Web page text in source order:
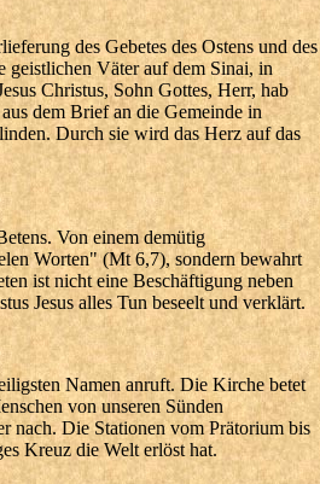
des Gebetes des Ostens und des
geistlichen Väter auf dem Sinai, in
Christus, Sohn Gottes, Herr, hab
dem Brief an die Gemeinde in
Durch sie wird das Herz auf das
Von einem demütig
Worten" (Mt 6,7), sondern bewahrt
ist nicht eine Beschäftigung neben
Jesus alles Tun beseelt und verklärt.
Namen anruft. Die Kirche betet
von unseren Sünden
nach. Die Stationen vom Prätorium bis
Kreuz die Welt erlöst hat.